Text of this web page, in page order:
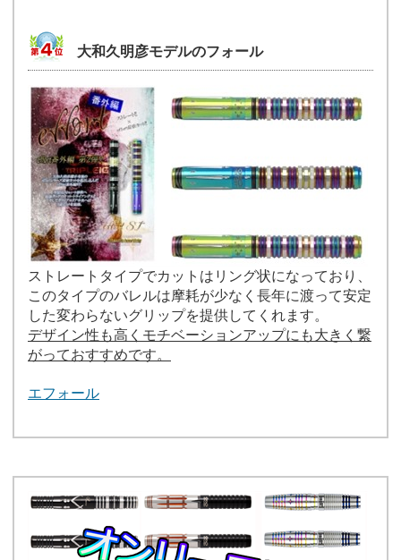
大和久明彦モデルのフォール
ストレートタイプでカットはリング状になっており、
このタイプのバレルは摩耗が少なく長年に渡って安定
した変わらないグリップを提供してくれます。
デザイン性も高くモチベーションアップにも大きく繋
がっておすすめです。
エフォール